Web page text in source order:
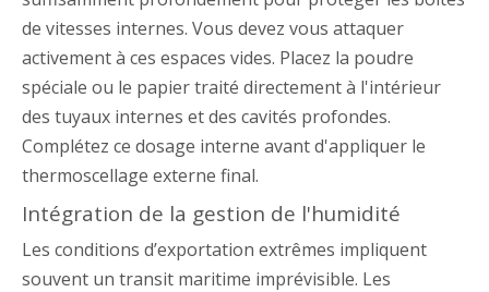
de vitesses internes. Vous devez vous attaquer
activement à ces espaces vides. Placez la poudre
spéciale ou le papier traité directement à l'intérieur
des tuyaux internes et des cavités profondes.
Complétez ce dosage interne avant d'appliquer le
thermoscellage externe final.
Intégration de la gestion de l'humidité
Les conditions d’exportation extrêmes impliquent
souvent un transit maritime imprévisible. Les